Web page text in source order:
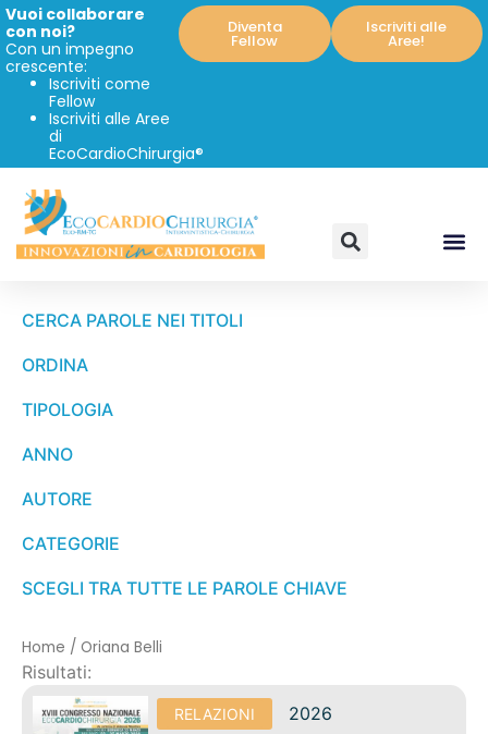
Vuoi collaborare
con noi?
Con un impegno
crescente:
Iscriviti come
Fellow
Iscriviti alle Aree
di
EcoCardioChirurgia®
Diventa
Fellow
Iscriviti alle
Aree!
CERCA PAROLE NEI TITOLI
ORDINA
TIPOLOGIA
ANNO
AUTORE
CATEGORIE
SCEGLI TRA TUTTE LE PAROLE CHIAVE
Home / Oriana Belli
Risultati:
RELAZIONI 2026